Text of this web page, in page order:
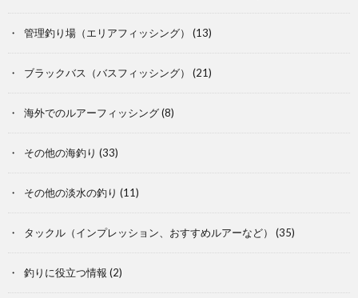
管理釣り場（エリアフィッシング） (13)
ブラックバス（バスフィッシング） (21)
海外でのルアーフィッシング(8)
その他の海釣り (33)
その他の淡水の釣り (11)
タックル（インプレッション、おすすめルアーなど） (35)
釣りに役立つ情報 (2)